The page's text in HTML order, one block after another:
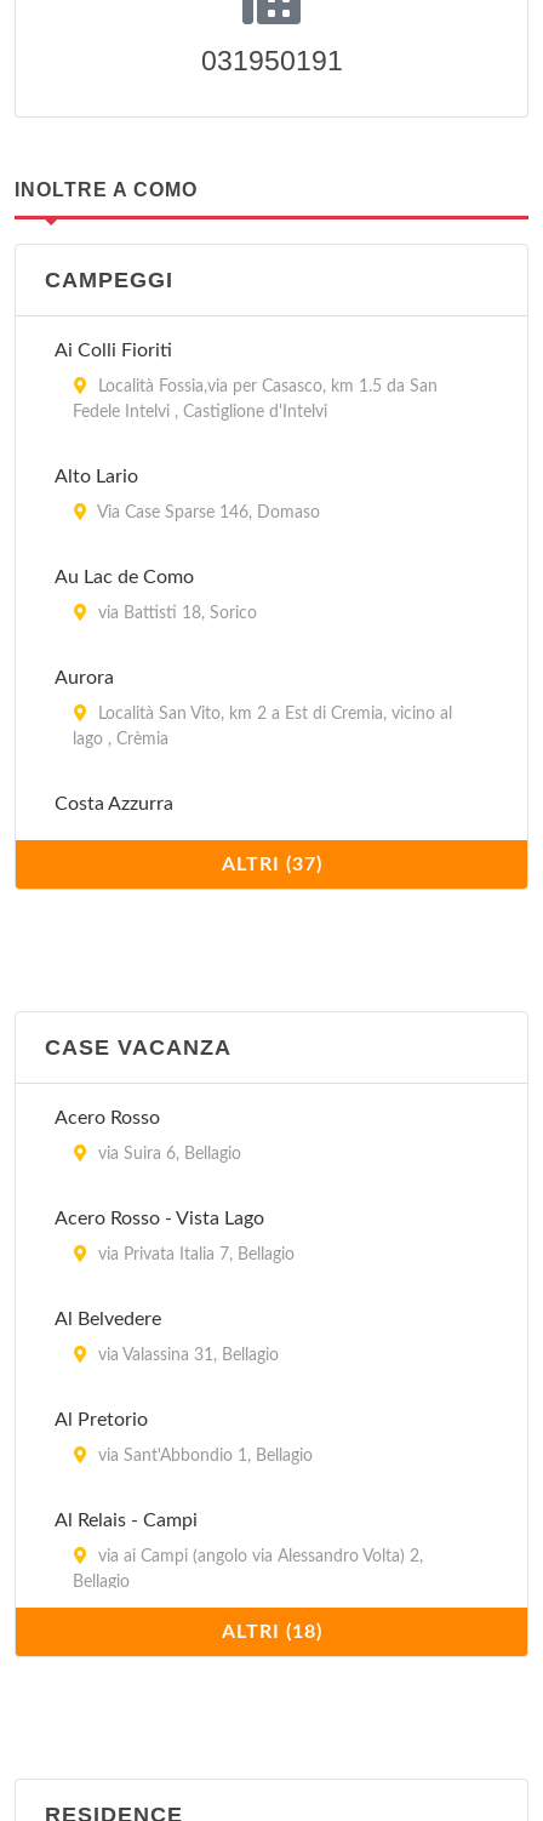
031950191
INOLTRE A COMO
CAMPEGGI
Ai Colli Fioriti
Località Fossia,via per Casasco, km 1.5 da San
Fedele Intelvi , Castiglione d'Intelvi
Alto Lario
Via Case Sparse 146, Domaso
Au Lac de Como
via Battisti 18, Sorico
Aurora
Località San Vito, km 2 a Est di Cremia, vicino al
lago , Crèmia
Costa Azzurra
Via Lago San Michele 2, Carlazzo
Via Salamocca, km 3 da Traversella 18, Tremezzo
Via Ai Prati 108, Domaso
Via Case Sparse 16, Domaso
Via Dei Cipressi 12, Menàggio
Via Case Sparse 138, Domaso
ALTRI (37)
CASE VACANZA
Acero Rosso
via Suira 6, Bellagio
Acero Rosso - Vista Lago
via Privata Italia 7, Bellagio
Al Belvedere
via Valassina 31, Bellagio
Al Pretorio
via Sant'Abbondio 1, Bellagio
Al Relais - Campi
via ai Campi (angolo via Alessandro Volta) 2,
Bellagio
salita Plinio 26, Bellagio
ALTRI (18)
RESIDENCE